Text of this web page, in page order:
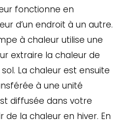
fonctionne en
d’un endroit à un autre.
à chaleur utilise une
extraire la chaleur de
La chaleur est ensuite
à une unité
diffusée dans votre
de la chaleur en hiver. En